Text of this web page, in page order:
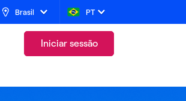
Open direction menu
Brasil Open language menu
PT
Iniciar sessão